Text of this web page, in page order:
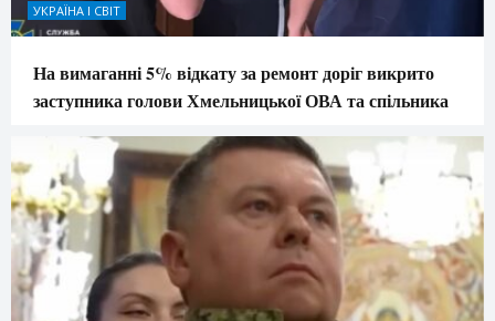
УКРАЇНА І СВІТ
На вимаганні 5% відкату за ремонт доріг викрито
заступника голови Хмельницької ОВА та спільника